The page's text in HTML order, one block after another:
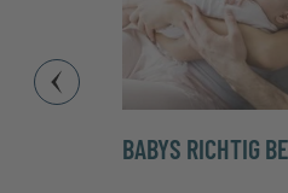
BABYS RICHTIG